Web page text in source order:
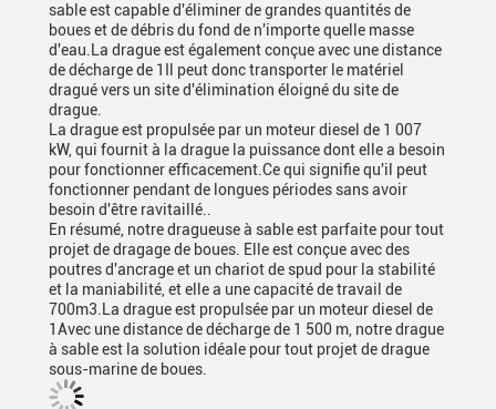
sable est capable d'éliminer de grandes quantités de
boues et de débris du fond de n'importe quelle masse
d'eau.La drague est également conçue avec une distance
de décharge de 1Il peut donc transporter le matériel
dragué vers un site d'élimination éloigné du site de
drague.
La drague est propulsée par un moteur diesel de 1 007
kW, qui fournit à la drague la puissance dont elle a besoin
pour fonctionner efficacement.Ce qui signifie qu'il peut
fonctionner pendant de longues périodes sans avoir
besoin d'être ravitaillé..
En résumé, notre dragueuse à sable est parfaite pour tout
projet de dragage de boues. Elle est conçue avec des
poutres d'ancrage et un chariot de spud pour la stabilité
et la maniabilité, et elle a une capacité de travail de
700m3.La drague est propulsée par un moteur diesel de
1Avec une distance de décharge de 1 500 m, notre drague
à sable est la solution idéale pour tout projet de drague
sous-marine de boues.